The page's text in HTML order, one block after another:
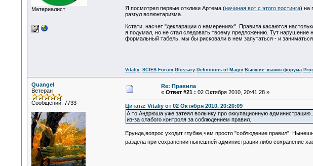
Материалист
Я посмотрел первые отклики Артема (начиная вот с этого постинга) на
разгул волюнтаризма.
Кстати, насчет "декларации о намерениях". Правила касаются
я подумал, но не стал следовать твоему предложению. Тут
формальный табель, мы бы рисковали в нем запутаться - и
Vitaliy: SCIES Forum Glossary Definitions of Magic Высшие звания форума
Quangel
Ветеран
Сообщений: 7733
Re: Правила
« Ответ #21 : 02 Октября 2010, 20:41:28 »
Цитата: Vitaliy от 02 Октября 2010, 20:20:09
А то Андрюша уже затеял волынку про оккупационную
из-за слабого контроля за соблюдением правил.
Ерунда,вопрос уходит глубже,чем просто "соблюдение правил".
раздела при сохранении нынешней администрации,либо сохранение